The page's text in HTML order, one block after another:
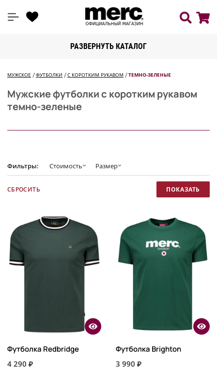
РАЗВЕРНУТЬ КАТАЛОГ
МУЖСКОЕ ФУТБОЛКИ С КОРОТКИМ РУКАВОМ ТЕМНО-ЗЕЛЕНЫЕ
Мужские футболки с коротким рукавом
темно-зеленые
Фильтры: Стоимость Размер
Футболка Redbridge
4 290 ₽
Футболка Brighton
3 990 ₽